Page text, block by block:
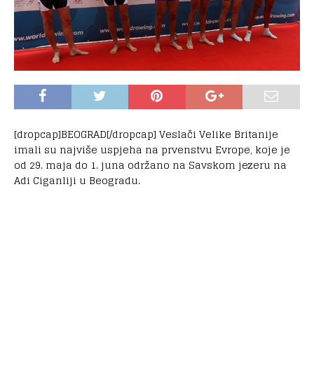
[dropcap]BEOGRAD[/dropcap] Veslači Velike Britanije
imali su najviše uspjeha na prvenstvu Evrope, koje je
od 29. maja do 1. juna održano na Savskom jezeru na
Adi Ciganliji u Beogradu.